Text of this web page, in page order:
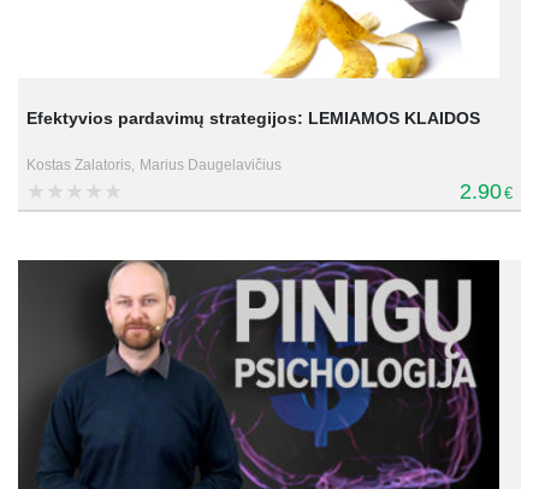
Efektyvios pardavimų strategijos: LEMIAMOS KLAIDOS
Kostas Zalatoris, Marius Daugelavičius
2.90€